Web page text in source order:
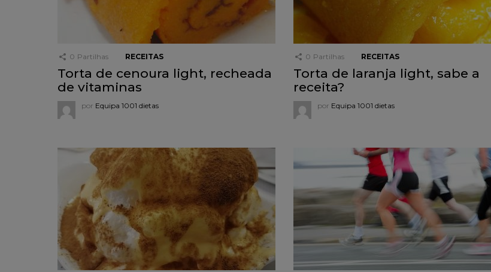
0 Partilhas RECEITAS
Torta de cenoura light, recheada
de vitaminas
por Equipa 1001 dietas
0 Partilhas RECEITAS
Torta de laranja light, sabe a
receita?
por Equipa 1001 dietas